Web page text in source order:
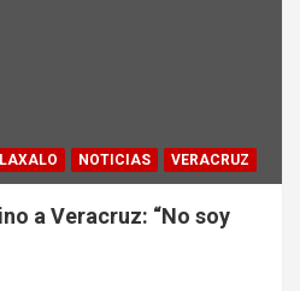
NOTICIAS VERACRUZ
a Veracruz: “No soy